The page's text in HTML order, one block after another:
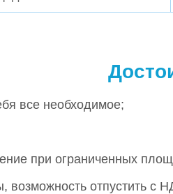
все необходимое;
при ограниченных
отпустить с